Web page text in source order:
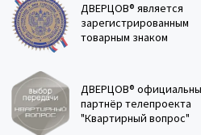
ДВЕРЦОВ® является
зарегистрированным
товарным знаком
ДВЕРЦОВ®
партнёр телепроекта
"Квартирный вопрос"